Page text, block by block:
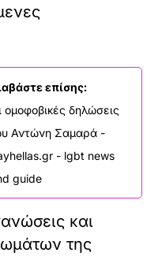
επίσης:
ομοφοβικές δηλώσεις
Αντώνη Σαμαρά -
- lgbt news
guide
και
της